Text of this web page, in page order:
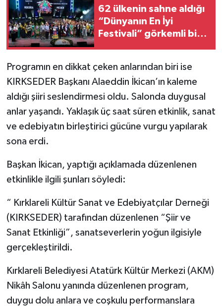
62 ülkenin sahne aldığı
“Dünyanın En İyi
Festivali” görkemli bir
Programın en dikkat çeken anlarından biri ise
KIRKSEDER Başkanı Alaeddin İkican’ın kaleme
aldığı şiiri seslendirmesi oldu. Salonda duygusal
anlar yaşandı. Yaklaşık üç saat süren etkinlik, sanat
ve edebiyatın birleştirici gücüne vurgu yapılarak
sona erdi.
Başkan İkican, yaptığı açıklamada düzenlenen
etkinlikle ilgili şunları söyledi:
“ Kırklareli Kültür Sanat ve Edebiyatçılar Derneği
(KIRKSEDER) tarafından düzenlenen “Şiir ve
Sanat Etkinliği”, sanatseverlerin yoğun ilgisiyle
gerçekleştirildi.
Kırklareli Belediyesi Atatürk Kültür Merkezi (AKM)
Nikâh Salonu yanında düzenlenen program,
duygu dolu anlara ve coşkulu performanslara